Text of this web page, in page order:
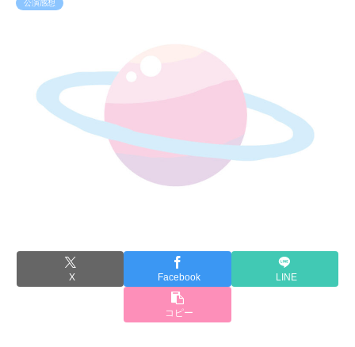
公演感想
X Facebook LINE
コピー